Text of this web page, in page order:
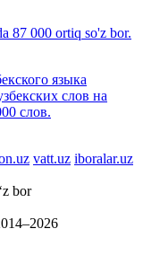
87 000 ortiq so'z bor.
языка
слов на
слов.
vatt.uz iboralar.uz
bor